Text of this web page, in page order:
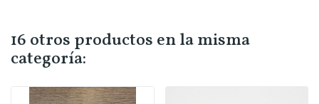
16 otros productos en la misma
categoría: